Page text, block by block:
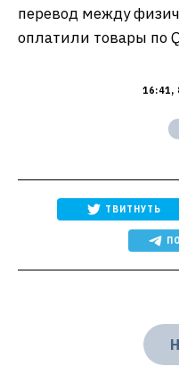
перевод между
оплатили товары по
16:41,
ТВИТНУТЬ